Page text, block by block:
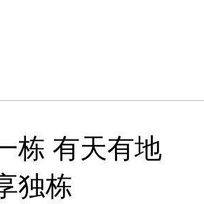
栋 有天有地
独栋